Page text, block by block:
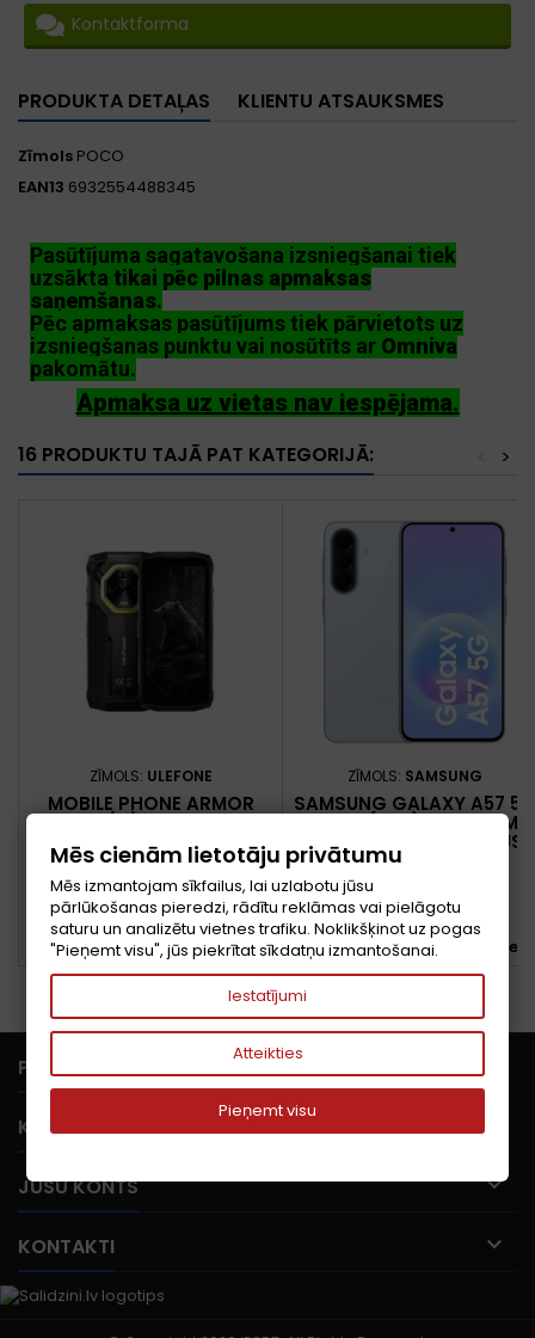
Kontaktforma
PRODUKTA DETAĻAS KLIENTU ATSAUKSMES
Zīmols POCO
EAN13 6932554488345
Pasūtījuma sagatavošana izsniegšanai tiek
uzsākta tikai pēc pilnas apmaksas
saņemšanas.
Pēc apmaksas pasūtījums tiek pārvietots uz
izsniegšanas punktu vai nosūtīts ar Omniva
pakomātu.
Apmaksa uz vietas nav iespējama.
16 PRODUKTU TAJĀ PAT KATEGORIJĀ: >
ZĪMOLS: ULEFONE
MOBILE PHONE ARMOR
ULEFONE
Cena
214,17 €
 Pievienot grozam
PIEEJAMS
ZĪMOLS: SAMSUNG
SAMSUNG GALAXY A57 5G
17 CM (6.7") DIVAS SIM
KARTES ANDROID 16.0 USB
VEIDS-C 8 GB 128 GB 5000
Cena
310,93 €
 Pievienot grozam
Noliktavā pēdējās preces
PRECES 
KOMPĀNIJA 
JŪSU KONTS 
KONTAKTI 
Mēs cienām lietotāju privātumu
Mēs izmantojam sīkfailus, lai uzlabotu jūsu
pārlūkošanas pieredzi, rādītu reklāmas vai pielāgotu
saturu un analizētu vietnes trafiku. Noklikšķinot uz pogas
"Pieņemt visu", jūs piekrītat sīkdatņu izmantošanai.
Iestatījumi
Atteikties
Pieņemt visu